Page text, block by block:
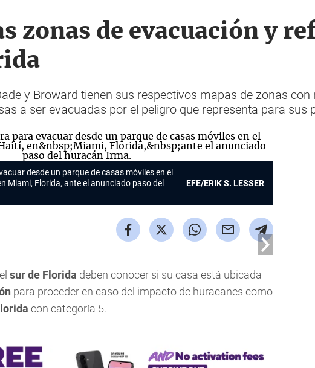
zonas de evacuación y
y Broward tienen sus respectivos mapas de zonas
a ser evacuadas por el peligro que representa para sus
desde un parque de casas móviles en el
Miami, Florida, ante el anunciado paso del
EFE/ERIK S. LESSER
sur de Florida deben conocer si su casa está ubicada
para proceder en caso del impacto de huracanes como
con categoría 5.